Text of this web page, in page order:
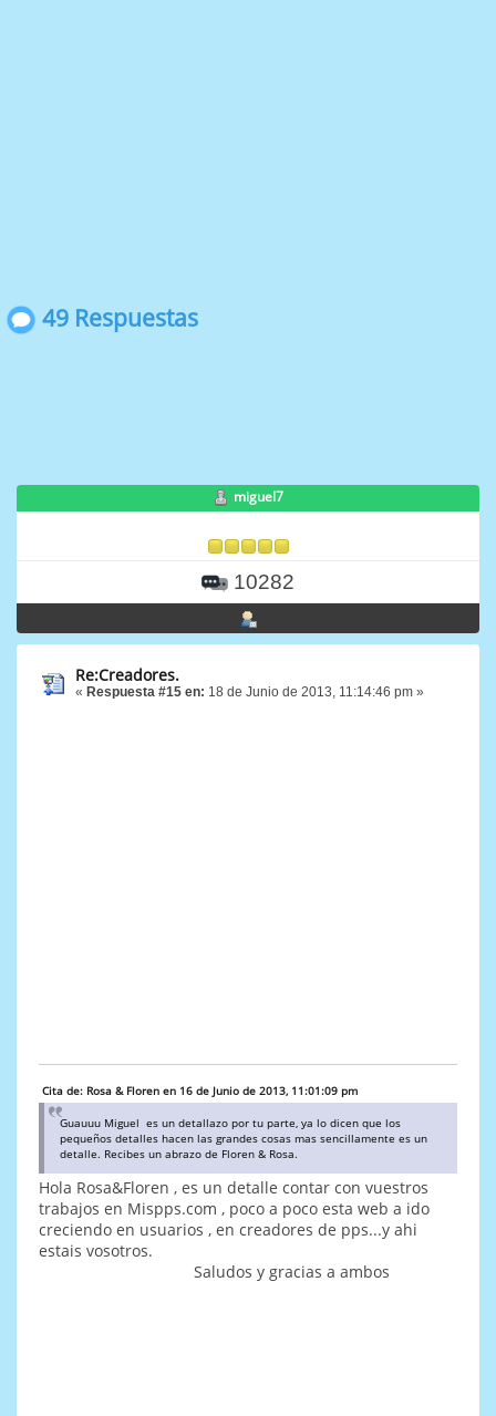
49 Respuestas
miguel7
10282
Re:Creadores.
« Respuesta #15 en: 18 de Junio de 2013, 11:14:46 pm »
Cita de: Rosa & Floren en 16 de Junio de 2013, 11:01:09 pm
Guauuu Miguel es un detallazo por tu parte, ya lo dicen que los
pequeños detalles hacen las grandes cosas mas sencillamente es un
detalle. Recibes un abrazo de Floren & Rosa.
Hola Rosa&Floren , es un detalle contar con vuestros
trabajos en Mispps.com , poco a poco esta web a ido
creciendo en usuarios , en creadores de pps...y ahi
estais vosotros.
Saludos y gracias a ambos